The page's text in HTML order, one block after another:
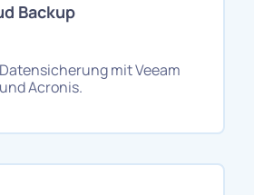
Backup
mit Veeam
Acronis.